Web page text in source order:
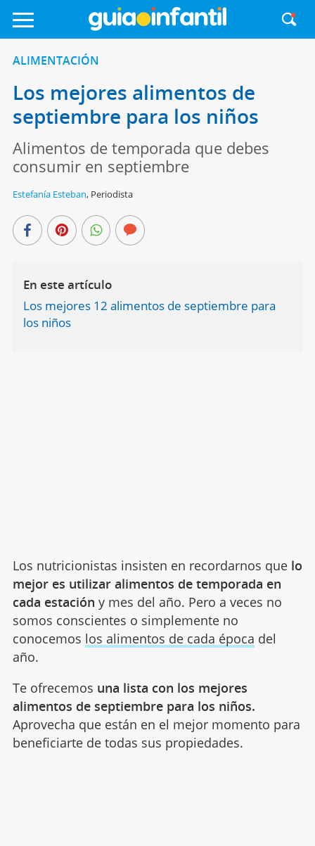
ALIMENTACIÓN
Los mejores alimentos de
septiembre para los niños
Alimentos de temporada que debes
consumir en septiembre
Estefanía Esteban, Periodista
En este artículo
Los mejores 12 alimentos de septiembre para
los niños
Los nutricionistas insisten en recordarnos quelo
mejor es utilizar alimentos de temporada en
cada estación y mes del año. Pero a veces no
somos conscientes o simplemente no
conocemos los alimentos de cada época del
año.
Te ofrecemos una lista con los mejores
alimentos de septiembre para los niños.
Aprovecha que están en el mejor momento para
beneficiarte de todas sus propiedades.